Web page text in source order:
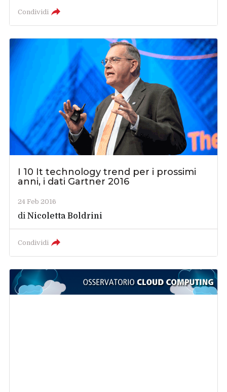
Condividi
I 10 It technology trend per i prossimi
anni, i dati Gartner 2016
24 Feb 2016
diNicoletta Boldrini
Condividi